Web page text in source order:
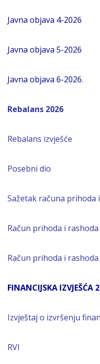
Javna objava 4-2026
Javna objava 5-2026
Javna objava 6-2026.
Rebalans 2026
Rebalans izvješće
Posebni dio
Sažetak računa prihoda
Račun prihoda i
Račun prihoda i
FINANCIJSKA IZVJEŠĆA
Izvještaj o izvršenju
RVI